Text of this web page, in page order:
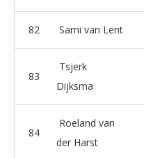
82 Sami van Lent
83
Tsjerk
Dijksma
84
Roeland van
der Harst